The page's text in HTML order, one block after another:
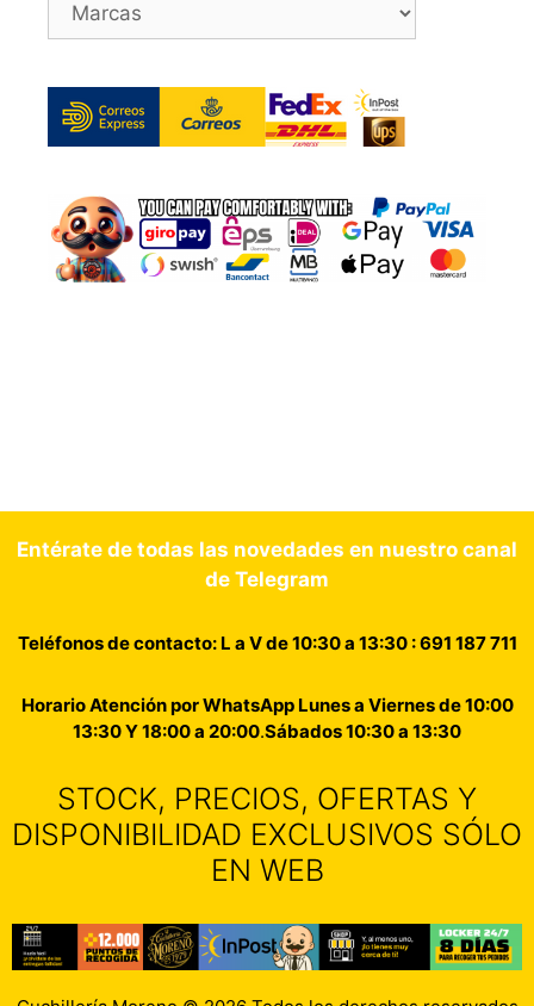
Entérate de todas las novedades en nuestro canal
de Telegram
Teléfonos de contacto: L a V de 10:30 a 13:30 : 691 187 711
Horario Atención por WhatsApp Lunes a Viernes de 10:00
13:30 Y 18:00 a 20:00.Sábados 10:30 a 13:30
STOCK, PRECIOS, OFERTAS Y
DISPONIBILIDAD EXCLUSIVOS SÓLO
EN WEB